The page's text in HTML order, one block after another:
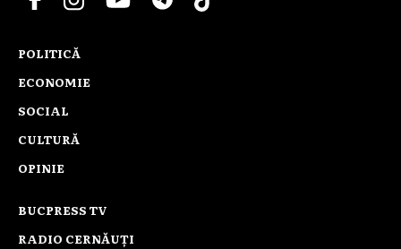
POLITICĂ
ECONOMIE
SOCIAL
CULTURĂ
OPINIE
BUCPRESS TV
RADIO CERNĂUȚI